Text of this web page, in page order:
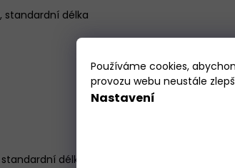
Používáme cookies,
provozu webu neustále
Nastavení
standardní délka
cm
délka